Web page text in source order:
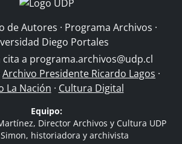
de Autores · Programa Archivos ·
Diego Portales
a programa.archivos@udp.cl
Archivo Presidente Ricardo Lagos ·
La Nación · Cultura Digital
Equipo:
Director Archivos y Cultura UDP
historiadora y archivista